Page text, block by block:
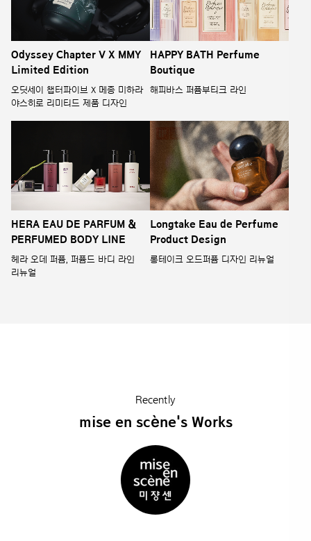
Odyssey Chapter V X MMY
Limited Edition
오딧세이 챕터파이브 X 메종 미하라
야스히로 리미티드 제품 디자인
HAPPY BATH Perfume
Boutique
해피바스 퍼퓸부티크 라인
HERA EAU DE PARFUM &
PERFUMED BODY LINE
헤라 오데 퍼퓸, 퍼퓸드 바디 라인
리뉴얼
Longtake Eau de Perfume
Product Design
롱테이크 오드퍼퓸 디자인 리뉴얼
Recently
mise en scène's Works